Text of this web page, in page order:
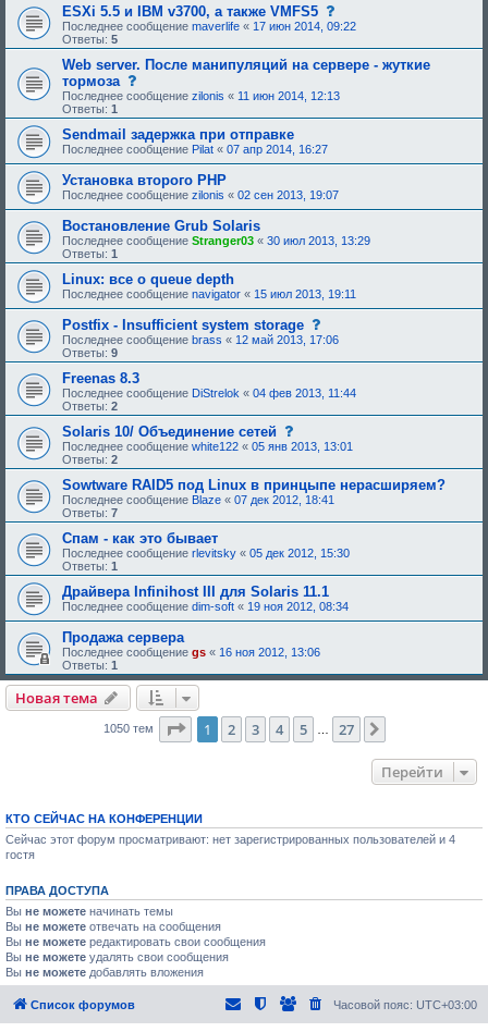
у
е
о
о
е
и
:
ESXi 5.5 и IBM v3700, а также VMFS5
о
о
б
щ
е
е
е
б
р
я
Последнее сообщение maverlife « 17 июн 2014, 09:22
Ответы: 5
Web server. После манипуляций на сервере - жуткие
тормоза
о
о
б
щ
е
н
е
,
т
р
е
б
у
ю
щ
е
е
о
д
б
е
и
я
:
Последнее сообщение zilonis « 11 июн 2014, 12:13
Ответы: 1
Sendmail задержка при отправке
Последнее сообщение Pilat « 07 апр 2014, 16:27
Установка второго PHP
Последнее сообщение zilonis « 02 сен 2013, 19:07
Востановление Grub Solaris
Последнее сообщение Stranger03 « 30 июл 2013, 13:29
Ответы: 1
Linux: все о queue depth
Последнее сообщение navigator « 15 июл 2013, 19:11
Postfix - Insufficient system storage
о
о
б
е
н
и
,
т
р
б
у
е
д
о
б
р
я
Последнее сообщение brass « 12 май 2013, 17:06
Ответы: 9
Freenas 8.3
Последнее сообщение DiStrelok « 04 фев 2013, 11:44
Ответы: 2
Solaris 10/ Объединение сетей
о
о
б
щ
е
н
и
,
т
р
е
б
у
ю
е
о
б
р
е
Последнее сообщение white122 « 05 янв 2013, 13:01
Ответы: 2
Sowtware RAID5 под Linux в принцыпе нерасширяем?
Последнее сообщение Blaze « 07 дек 2012, 18:41
Ответы: 7
Спам - как это бывает
Последнее сообщение rlevitsky « 05 дек 2012, 15:30
Ответы: 1
Драйвера Infinihost III для Solaris 11.1
Последнее сообщение dim-soft « 19 ноя 2012, 08:34
Продажа сервера
Последнее сообщение gs « 16 ноя 2012, 13:06
Ответы: 1
Новая тема
1050 тем Страница из 27
1 2 3 4 5 27
Перейти
КТО СЕЙЧАС НА КОНФЕРЕНЦИИ
Сейчас этот форум просматривают: нет зарегистрированных пользователей и 4
гостя
ПРАВА ДОСТУПА
Вы не можете начинать темы
Вы не можете отвечать на сообщения
Вы не можете редактировать свои сообщения
Вы не можете удалять свои сообщения
Вы не можете добавлять вложения
Список форумов Часовой пояс: UTC+03:00